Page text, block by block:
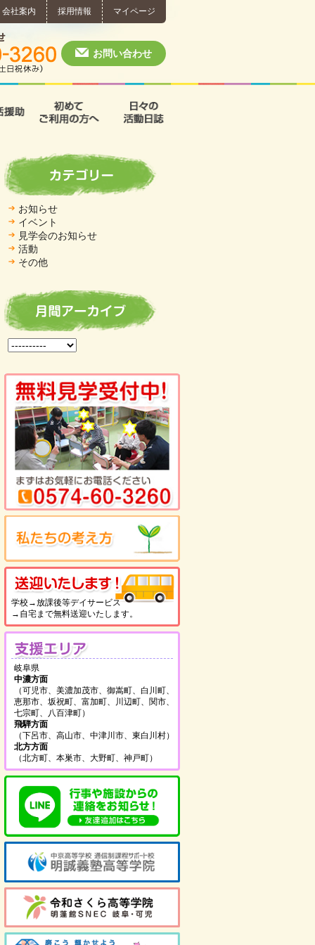
会社案内 採用情報 マイページ
個別相談・お問い合わせ
お問い合わせ
見る
る
お知らせ
イベント
見学会のお知らせ
活動
その他
学校→放課後等デイサービス
→自宅まで無料送迎いたします。
岐阜県
中濃方面
（可児市、美濃加茂市、御嵩町、白川町、
恵那市、坂祝町、富加町、川辺町、関市、
七宗町、八百津町）
飛騨方面
（下呂市、高山市、中津川市、東白川村）
北方方面
（北方町、本巣市、大野町、神戸町）